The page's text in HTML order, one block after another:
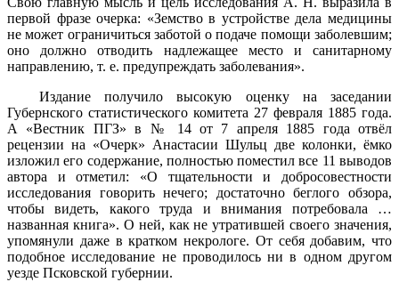
первой фразе очерка: «Земство в устройстве дела медицины
не может ограничиться заботой о подаче помощи заболевшим;
оно должно отводить надлежащее место и санитарному
направлению, т. е. предупреждать заболевания».
Издание получило высокую оценку на заседании
Губернского статистического комитета 27 февраля 1885 года.
А «Вестник ПГЗ» в № 14 от 7 апреля 1885 года отвёл
рецензии на «Очерк» Анастасии Шульц две колонки, ёмко
изложил его содержание, полностью поместил все 11 выводов
автора и отметил: «О тщательности и добросовестности
исследования говорить нечего; достаточно беглого обзора,
чтобы видеть, какого труда и внимания потребовала …
названная книга». О ней, как не утратившей своего значения,
упомянули даже в кратком некрологе. От себя добавим, что
подобное исследование не проводилось ни в одном другом
уезде Псковской губернии.